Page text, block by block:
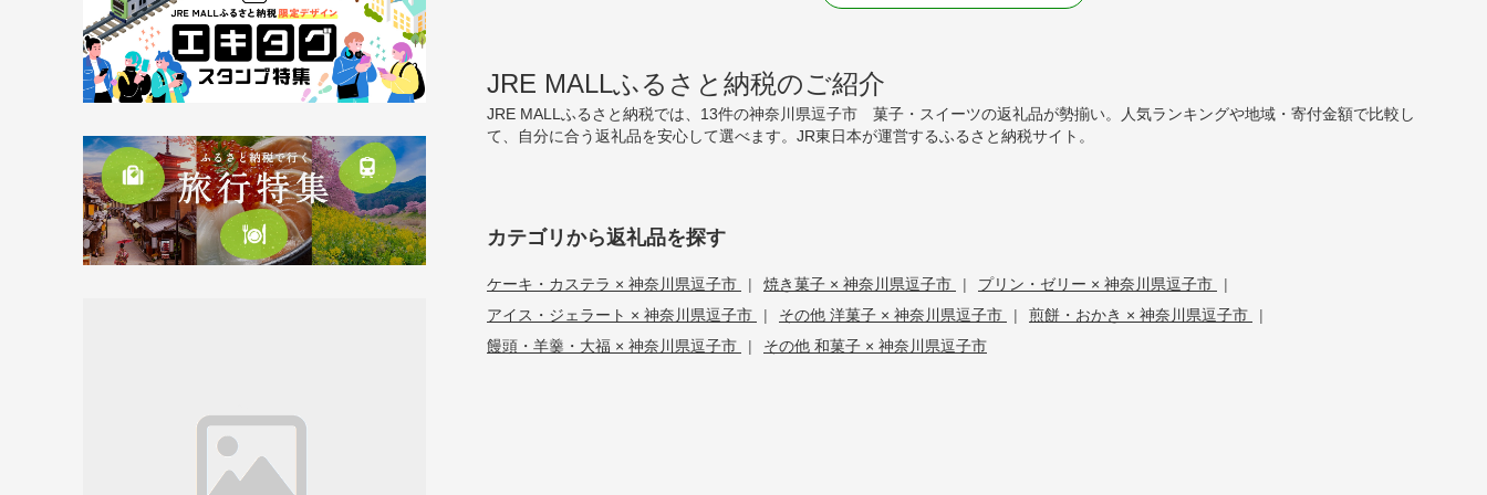
JRE MALLふるさと納税のご紹介
JRE MALLふるさと納税では、13件の神奈川県逗子市 菓子・スイーツの返礼品が勢揃い。人気ランキングや地域・寄付金額で比較し
て、自分に合う返礼品を安心して選べます。JR東日本が運営するふるさと納税サイト。
カテゴリから返礼品を探す
ケーキ・カステラ × 神奈川県逗子市 | 焼き菓子 × 神奈川県逗子市 | プリン・ゼリー × 神奈川県逗子市
|
アイス・ジェラート × 神奈川県逗子市
| その他 洋菓子 × 神奈川県逗子市 | 煎餅・おかき × 神奈川県逗子市
|
饅頭・羊羹・大福 × 神奈川県逗子市
| その他 和菓子 × 神奈川県逗子市